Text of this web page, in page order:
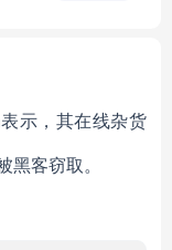
示，其在线杂货
客窃取。